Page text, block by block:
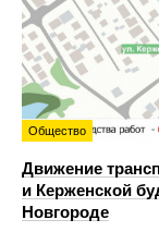
Общество
Движение
и Керженской
Новгороде